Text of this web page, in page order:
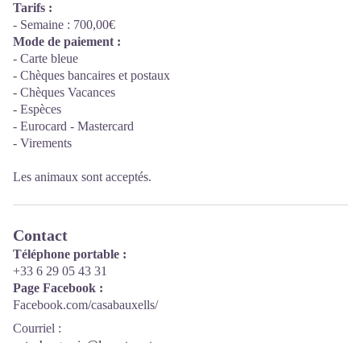
Tarifs :
- Semaine : 700,00€
Mode de paiement :
- Carte bleue
- Chèques bancaires et postaux
- Chèques Vacances
- Espèces
- Eurocard - Mastercard
- Virements
Les animaux sont acceptés.
Contact
Téléphone portable :
+33 6 29 05 43 31
Page Facebook :
Facebook.com/casabauxells/
Courriel :